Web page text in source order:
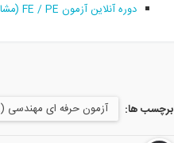
دوره آنلاین آزمون FE / PE (مشاوره، آموزش و انجام امور ثبت نام و ارزیابی متقاضیان آزمونهای موسسه NCEES آمریکا)
برچسب ها: آزمون حرفه ای مهندسی (PE) یا Profasional Engineering Exam